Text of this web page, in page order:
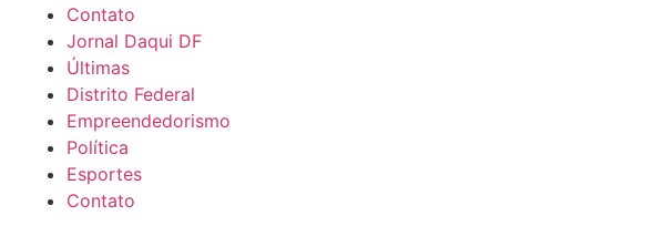
Contato
Jornal Daqui DF
Últimas
Distrito Federal
Empreendedorismo
Política
Esportes
Contato